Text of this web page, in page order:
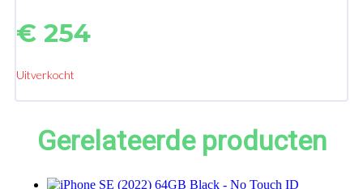
€ 254
Uitverkocht
Gerelateerde producten